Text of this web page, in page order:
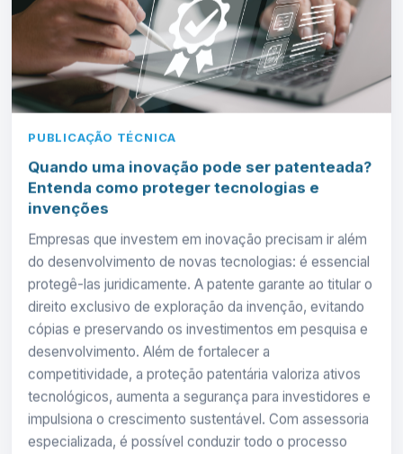
PUBLICAÇÃO TÉCNICA
Quando uma inovação pode ser patenteada?
Entenda como proteger tecnologias e
invenções
Empresas que investem em inovação precisam ir além
do desenvolvimento de novas tecnologias: é essencial
protegê-las juridicamente. A patente garante ao titular o
direito exclusivo de exploração da invenção, evitando
cópias e preservando os investimentos em pesquisa e
desenvolvimento. Além de fortalecer a
competitividade, a proteção patentária valoriza ativos
tecnológicos, aumenta a segurança para investidores e
impulsiona o crescimento sustentável. Com assessoria
especializada, é possível conduzir todo o processo